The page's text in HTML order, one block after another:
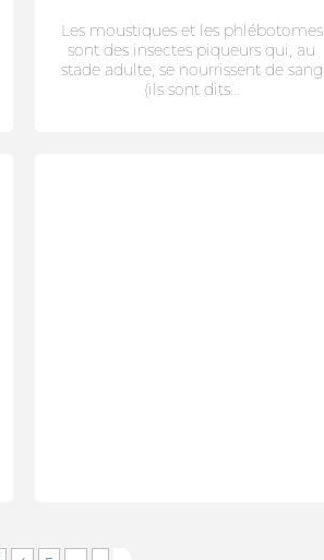
Les moustiques et les phlébotomes
sont des insectes piqueurs qui, au
stade adulte, se nourrissent de sang
(ils sont dits...